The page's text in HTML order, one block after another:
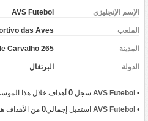
الإسم الإنجليزي AVS Futebol
الملعب das Aves
المدينة Carvalho 265
‏الدولة البرتغال
•
AVS Futebolسجل 0أهداف خلال هذا
•
AVS Futebolاستقبل إجمالي0من الأهداف